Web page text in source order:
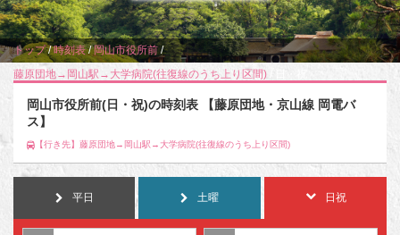
トップ/時刻表/岡山市役所前 /
藤原団地→岡山駅→大学病院(往復線のうち上り区間)
岡山市役所前(日・祝)の時刻表 【藤原団地・京山線 岡電バ
ス】
【行き先】藤原団地→岡山駅→大学病院(往復線のうち上り区間)
平日 土曜 日祝